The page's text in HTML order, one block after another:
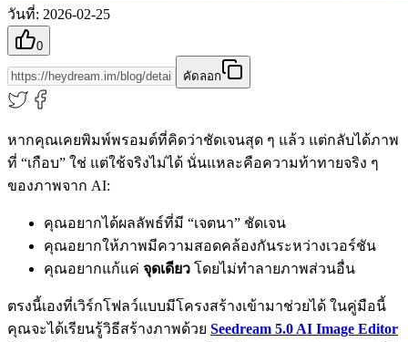
วันที่: 2026-02-25
0
คัดลอก
หากคุณเคยพิมพ์พรอมต์ที่คิดว่าชัดเจนสุด ๆ แล้ว แต่กลับได้ภาพ
ที่ “เกือบ” ใช่ แต่ใช้จริงไม่ได้ นั่นแหละคือความท้าทายจริง ๆ
ของภาพจาก AI:
คุณอยากได้ผลลัพธ์ที่มี “เจตนา” ชัดเจน
คุณอยากให้ภาพมีความสอดคล้องกันระหว่างเวอร์ชัน
คุณอยากแก้แค่ จุดเดียว โดยไม่ทำลายภาพส่วนอื่น
ตรงนี้เองที่เวิร์กโฟลว์แบบมีโครงสร้างเข้ามาช่วยได้ ในคู่มือนี้
คุณจะได้เรียนรู้วิธีสร้างภาพด้วย Seedream 5.0 AI Image Editor